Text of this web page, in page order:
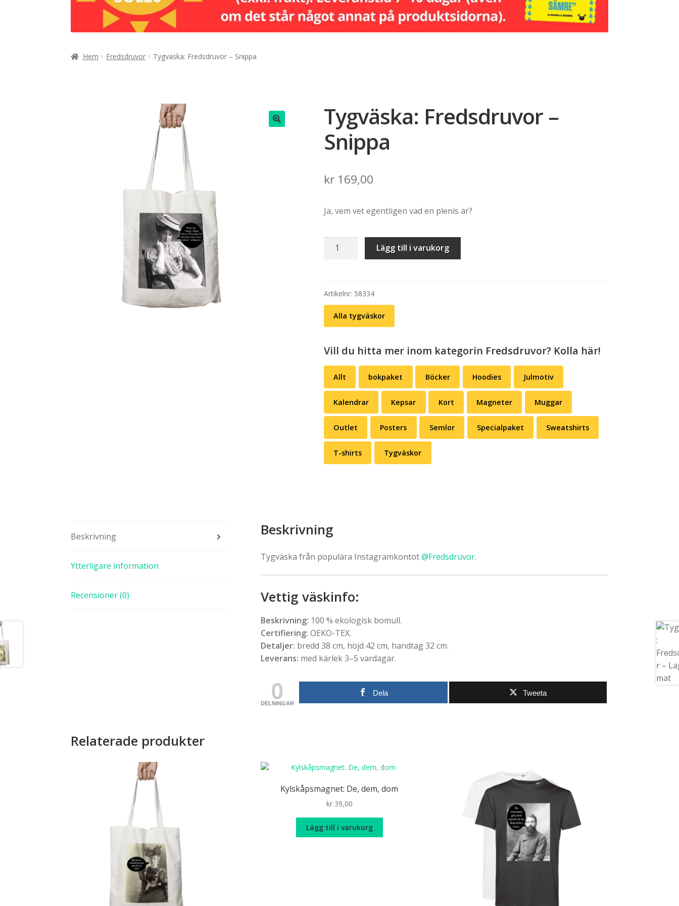
Hem Fredsdruvor Tygväska: Fredsdruvor – Snippa
Tygväska: Fredsdruvor –
Snippa
kr169,00
Ja, vem vet egentligen vad en plenis är?
Tygväska:
mängd
Lägg till i varukorg
Artikelnr: 58334
Alla tygväskor
Vill du hitta mer inom kategorin Fredsdruvor? Kolla här!
Allt bokpaket Böcker Hoodies Julmotiv
Kalendrar Kepsar Kort Magneter Muggar
Outlet Posters Semlor Specialpaket Sweatshirts
T-shirts Tygväskor
Beskrivning
Ytterligare information
Recensioner (0)
Beskrivning
Tygväska från populära Instagramkontot@Fredsdruvor.
Vettig väskinfo:
Beskrivning: 100 % ekologisk bomull.
Certifiering: OEKO-TEX.
Detaljer: bredd 38 cm, höjd 42 cm, handtag 32 cm.
Leverans: med kärlek 3–5 vardagar.
0
DELNINGAR
Dela Tweeta
Relaterade produkter
Kylskåpsmagnet: De, dem, dom
kr39,00
Lägg till i varukorg